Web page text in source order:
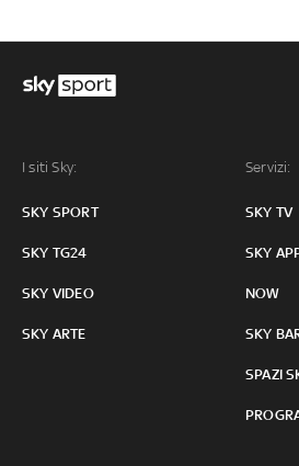
I siti Sky:
SKY SPORT
SKY TG24
SKY VIDEO
SKY ARTE
Servizi:
SKY TV
SKY
NOW
SKY
SPAZI